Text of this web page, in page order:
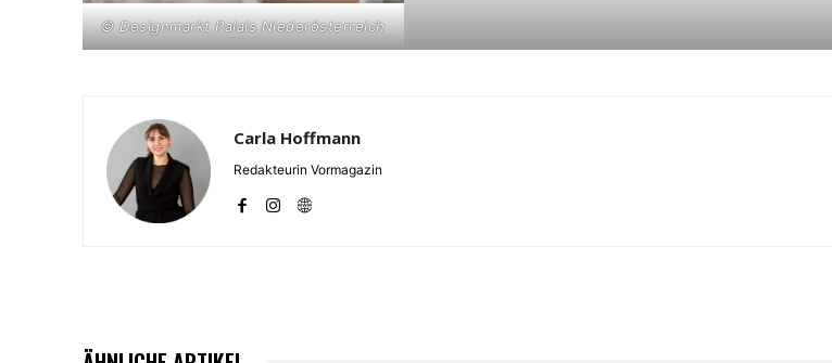
© Designmarkt Palais Niederösterreich
Carla Hoffmann
Redakteurin Vormagazin